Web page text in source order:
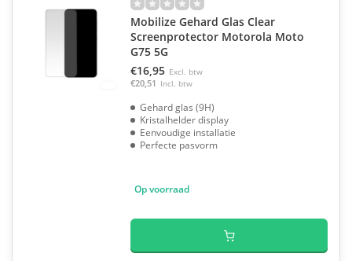
Mobilize Gehard Glas Clear
Screenprotector Motorola Moto
G75 5G
€16,95 Excl. btw
€20,51 Incl. btw
Gehard glas (9H)
Kristalhelder display
Eenvoudige installatie
Perfecte pasvorm
Op voorraad